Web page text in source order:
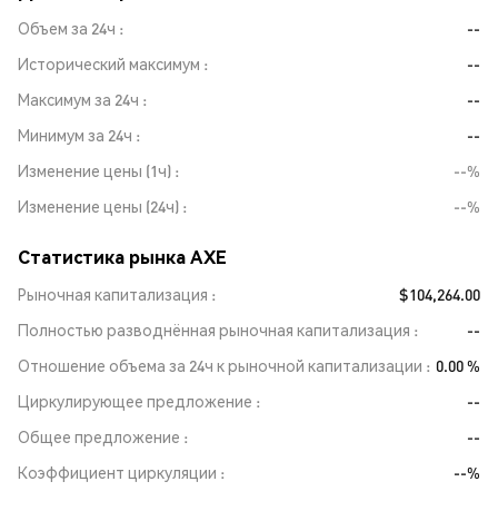
Объем за 24ч
--
Исторический максимум
--
Максимум за 24ч
--
Минимум за 24ч
--
Изменение цены (1ч)
--%
Изменение цены (24ч)
--%
Статистика рынка AXE
Рыночная капитализация
$104,264.00
Полностью разводнённая рыночная капитализация
--
Отношение объема за 24ч к рыночной капитализации
0.00 %
Циркулирующее предложение
--
Общее предложение
--
Коэффициент циркуляции
--%